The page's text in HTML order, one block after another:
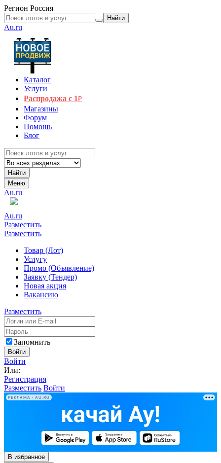
Регион Россия
Найти
Au.ru
Каталог
Услуги
Распродажа с 1₽
Магазины
Форум
Помощь
Блог
Найти
Меню
Au.ru
Au.ru
Разместить
Разместить
Товар (Лот)
Услугу
Промо (Объявление)
Заявку (Тендер)
Новая акция
Вакансию
Разместить
Запомнить
Войти
Войти
Или:
Регистрация
Разместить Войти
РЕКЛАМА • AU.RU
В избранное